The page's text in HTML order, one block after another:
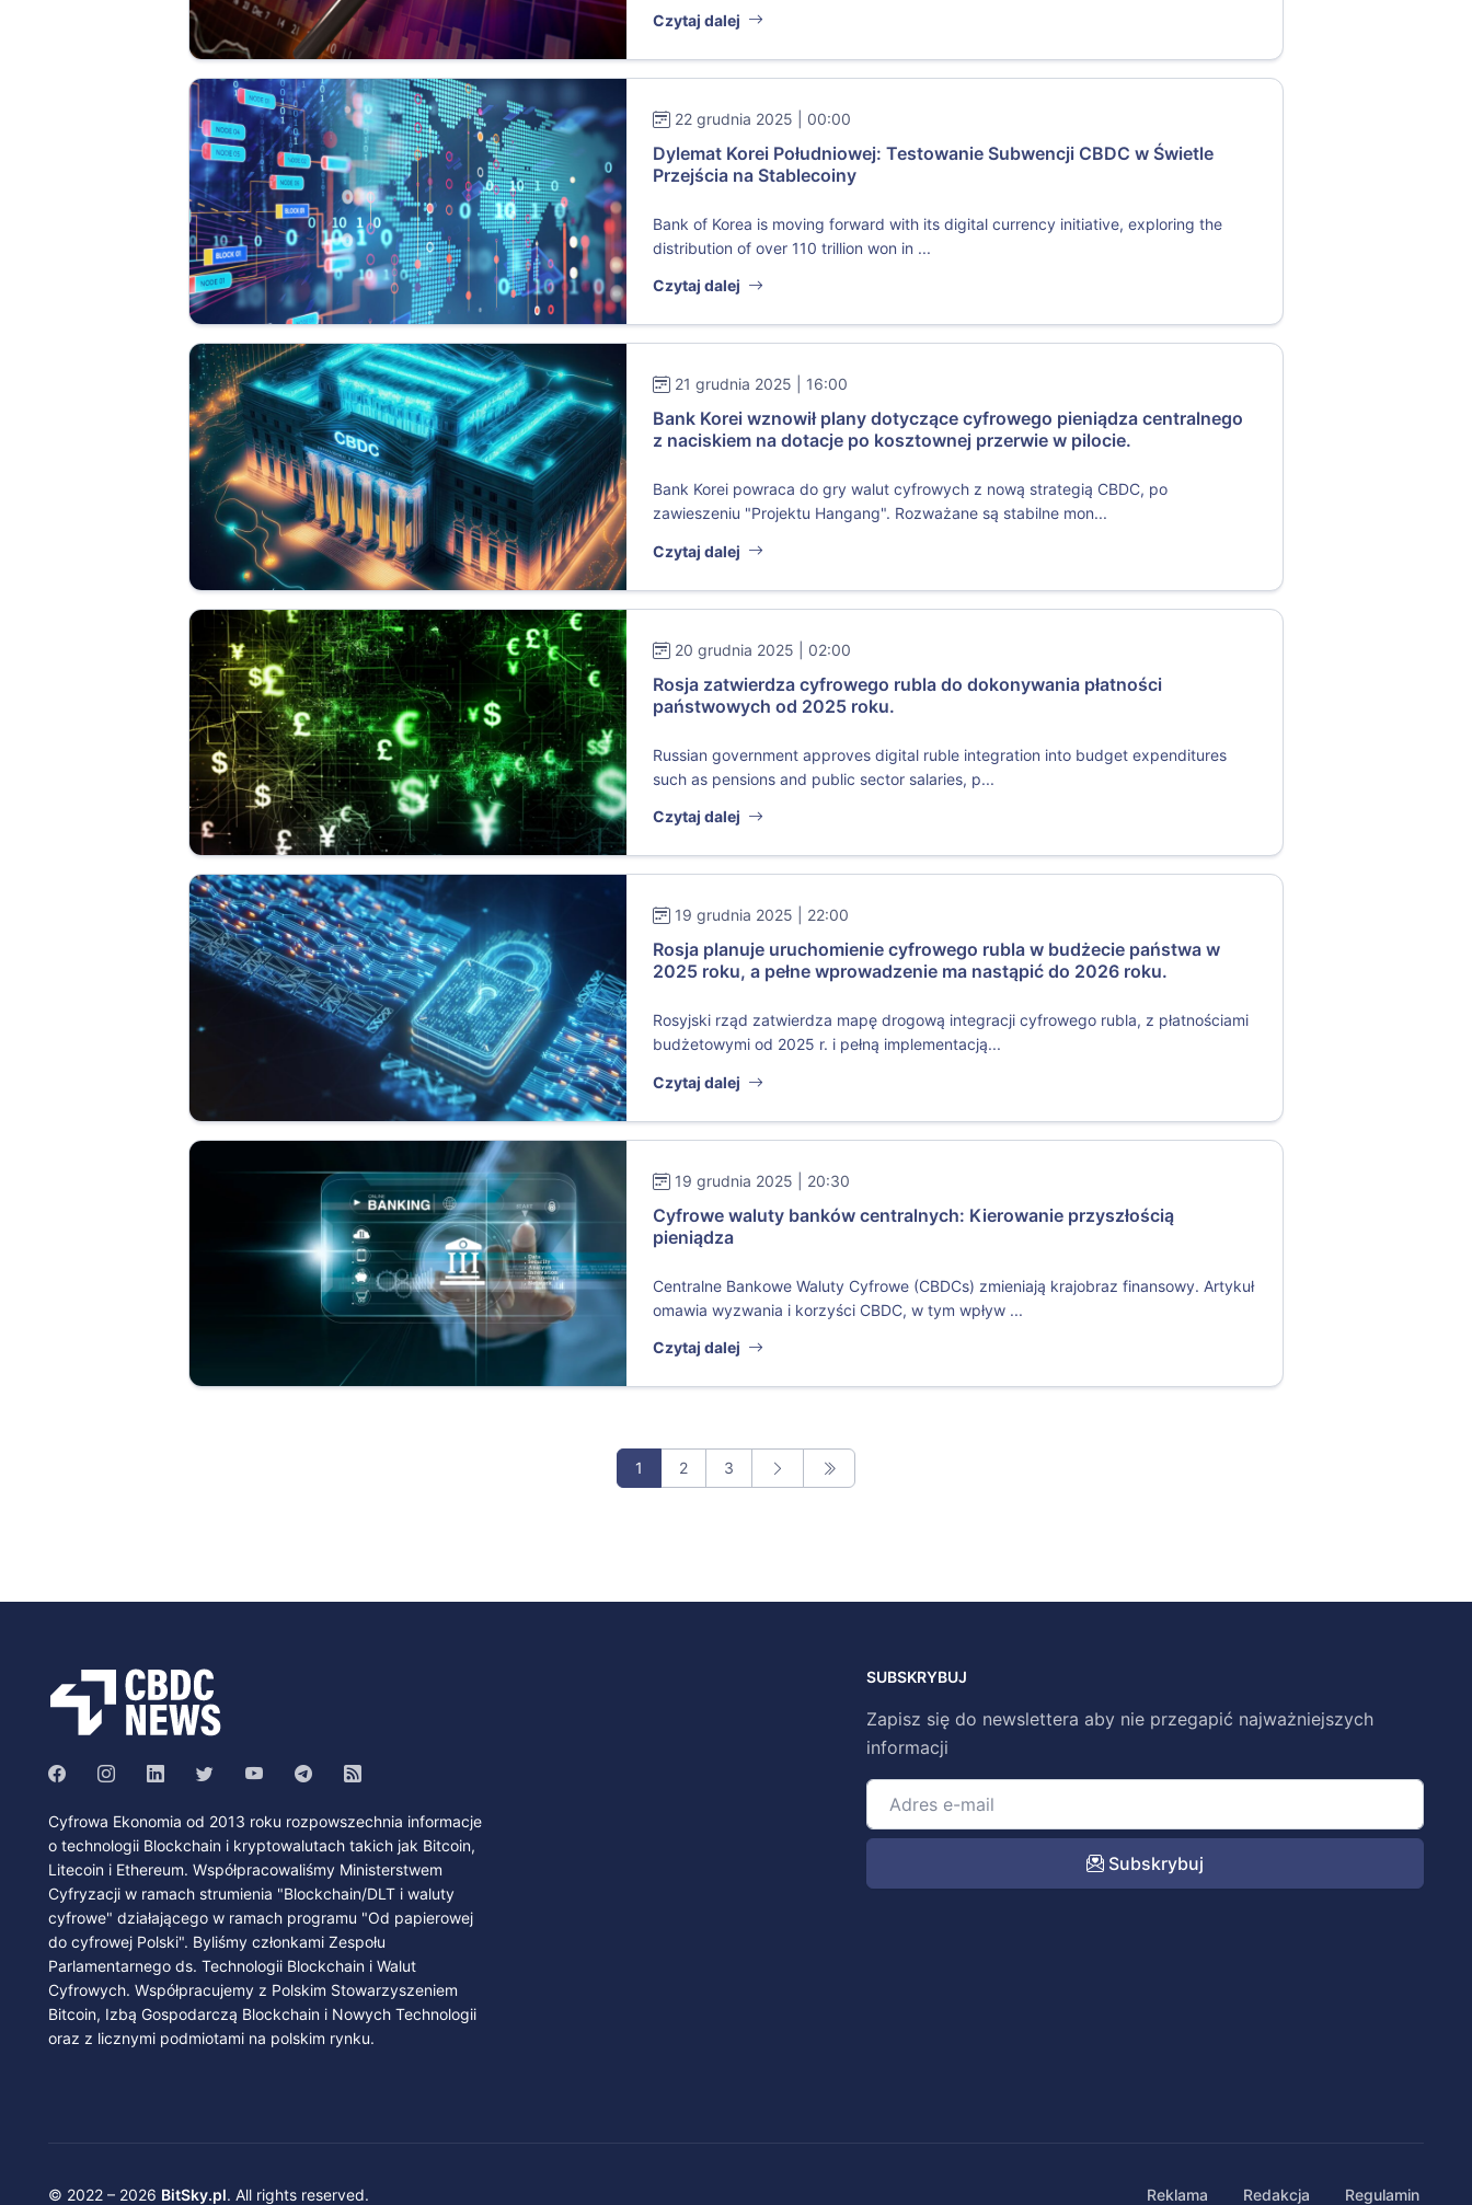
Czytaj dalej
22 grudnia 2025 | 00:00
Dylemat Korei Południowej: Testowanie Subwencji CBDC w Świetle
Przejścia na Stablecoiny
Bank of Korea is moving forward with its digital currency initiative, exploring the
distribution of over 110 trillion won in ...
Czytaj dalej
21 grudnia 2025 | 16:00
Bank Korei wznowił plany dotyczące cyfrowego pieniądza centralnego
z naciskiem na dotacje po kosztownej przerwie w pilocie.
Bank Korei powraca do gry walut cyfrowych z nową strategią CBDC, po
zawieszeniu "Projektu Hangang". Rozważane są stabilne mon...
Czytaj dalej
20 grudnia 2025 | 02:00
Rosja zatwierdza cyfrowego rubla do dokonywania płatności
państwowych od 2025 roku.
Russian government approves digital ruble integration into budget expenditures
such as pensions and public sector salaries, p...
Czytaj dalej
19 grudnia 2025 | 22:00
Rosja planuje uruchomienie cyfrowego rubla w budżecie państwa w
2025 roku, a pełne wprowadzenie ma nastąpić do 2026 roku.
Rosyjski rząd zatwierdza mapę drogową integracji cyfrowego rubla, z płatnościami
budżetowymi od 2025 r. i pełną implementacją...
Czytaj dalej
19 grudnia 2025 | 20:30
Cyfrowe waluty banków centralnych: Kierowanie przyszłością
pieniądza
Centralne Bankowe Waluty Cyfrowe (CBDCs) zmieniają krajobraz finansowy. Artykuł
omawia wyzwania i korzyści CBDC, w tym wpływ ...
Czytaj dalej
1 2 3
Cyfrowa Ekonomia od 2013 roku rozpowszechnia informacje
o technologii Blockchain i kryptowalutach takich jak Bitcoin,
Litecoin i Ethereum. Współpracowaliśmy Ministerstwem
Cyfryzacji w ramach strumienia "Blockchain/DLT i waluty
cyfrowe" działającego w ramach programu "Od papierowej
do cyfrowej Polski". Byliśmy członkami Zespołu
Parlamentarnego ds. Technologii Blockchain i Walut
Cyfrowych. Współpracujemy z Polskim Stowarzyszeniem
Bitcoin, Izbą Gospodarczą Blockchain i Nowych Technologii
oraz z licznymi podmiotami na polskim rynku.
SUBSKRYBUJ
Zapisz się do newslettera aby nie przegapić najważniejszych
informacji
Subskrybuj
© 2022 – 2026 BitSky.pl. All rights reserved. Reklama Redakcja Regulamin